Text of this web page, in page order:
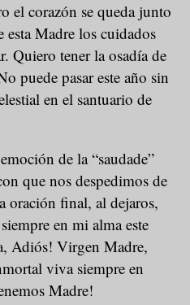
el corazón se queda junto
Madre los cuidados
Quiero tener la osadía de
puede pasar este año sin
en el santuario de
de la “saudade”
que nos despedimos de
oración final, al dejaros,
en mi alma este
Adiós! Virgen Madre,
viva siempre en
Madre!